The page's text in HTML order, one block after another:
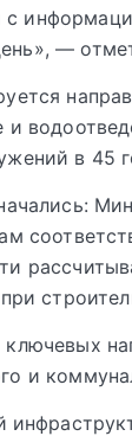
—
и
в 45
и